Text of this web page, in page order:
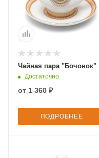
Чайная пара "Бочонок"
Достаточно
от 1 360 ₽
ПОДРОБНЕЕ